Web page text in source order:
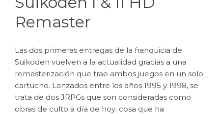
Remaster
Las dos primeras entregas de la franquicia de
Suikoden vuelven a la actualidad gracias a una
remasterización que trae ambos juegos en un solo
cartucho. Lanzados entre los años 1995 y 1998, se
trata de dos JRPGs que son consideradas como
obras de culto a día de hoy; cosa que ha